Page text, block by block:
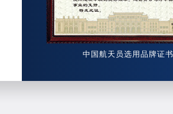
中国航天员选用品牌证书